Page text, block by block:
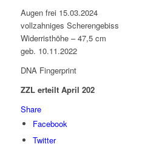
Augen frei 15.03.2024
vollzahniges Scherengebiss
Widerristhöhe – 47,5 cm
geb. 10.11.2022
DNA Fingerprint
ZZL erteilt April 202
Share
Facebook
Twitter